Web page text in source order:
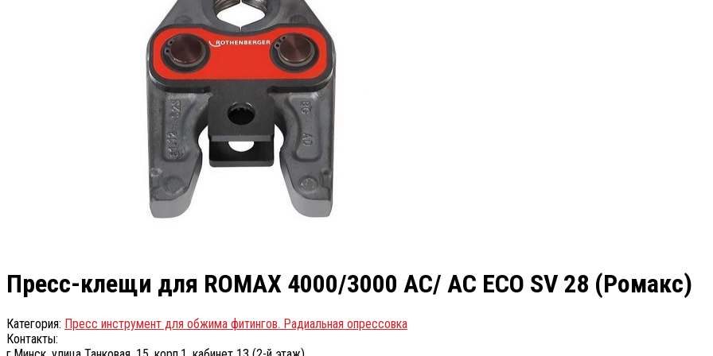
Пресс-клещи для ROMAX 4000/3000 АС/ AC ECO SV 28 (Ромакс)
Категория: Пресс инструмент для обжима фитингов. Радиальная опрессовка
Контакты: